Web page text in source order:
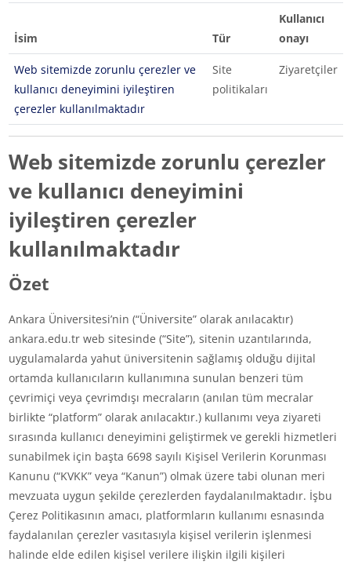
İsim Tür
Kullanıcı
onayı
Web sitemizde zorunlu çerezler ve
kullanıcı deneyimini iyileştiren
çerezler kullanılmaktadır
Site
politikaları
Ziyaretçiler
Web sitemizde zorunlu çerezler
ve kullanıcı deneyimini
iyileştiren çerezler
kullanılmaktadır
Özet
Ankara Üniversitesi’nin (“Üniversite” olarak anılacaktır)
ankara.edu.tr web sitesinde (“Site”), sitenin uzantılarında,
uygulamalarda yahut üniversitenin sağlamış olduğu dijital
ortamda kullanıcıların kullanımına sunulan benzeri tüm
çevrimiçi veya çevrimdışı mecraların (anılan tüm mecralar
birlikte “platform” olarak anılacaktır.) kullanımı veya ziyareti
sırasında kullanıcı deneyimini geliştirmek ve gerekli hizmetleri
sunabilmek için başta 6698 sayılı Kişisel Verilerin Korunması
Kanunu (“KVKK” veya “Kanun”) olmak üzere tabi olunan meri
mevzuata uygun şekilde çerezlerden faydalanılmaktadır. İşbu
Çerez Politikasının amacı, platformların kullanımı esnasında
faydalanılan çerezler vasıtasıyla kişisel verilerin işlenmesi
halinde elde edilen kişisel verilere ilişkin ilgili kişileri